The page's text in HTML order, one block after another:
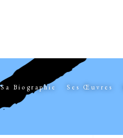
Sa Biographie Ses Œuvres